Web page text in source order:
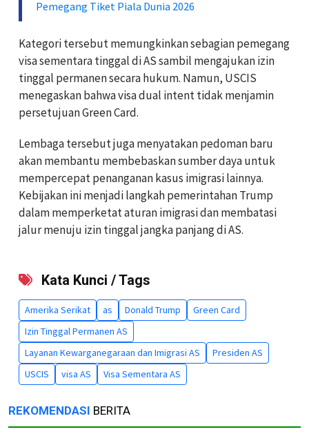
Pemegang Tiket Piala Dunia 2026
Kategori tersebut memungkinkan sebagian pemegang
visa sementara tinggal di AS sambil mengajukan izin
tinggal permanen secara hukum. Namun, USCIS
menegaskan bahwa visa dual intent tidak menjamin
persetujuan Green Card.
Lembaga tersebut juga menyatakan pedoman baru
akan membantu membebaskan sumber daya untuk
mempercepat penanganan kasus imigrasi lainnya.
Kebijakan ini menjadi langkah pemerintahan Trump
dalam memperketat aturan imigrasi dan membatasi
jalur menuju izin tinggal jangka panjang di AS.
Kata Kunci / Tags
Amerika Serikat as Donald Trump
Green Card
Izin Tinggal Permanen AS
Layanan Kewarganegaraan dan Imigrasi AS
Presiden AS
USCIS
visa AS Visa Sementara AS
REKOMENDASI BERITA